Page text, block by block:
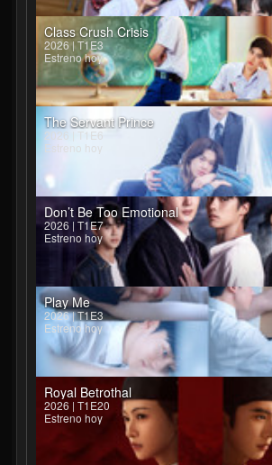
Class Crush Crisis
2026 | T1E3
Estreno hoy
The Servant Prince
2026 | T1E6
Estreno hoy
Don’t Be Too Emotional
2026 | T1E7
Estreno hoy
Play Me
2026 | T1E3
Estreno hoy
Royal Betrothal
2026 | T1E20
Estreno hoy